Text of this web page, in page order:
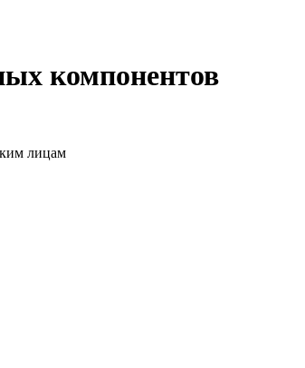
компонентов
лицам